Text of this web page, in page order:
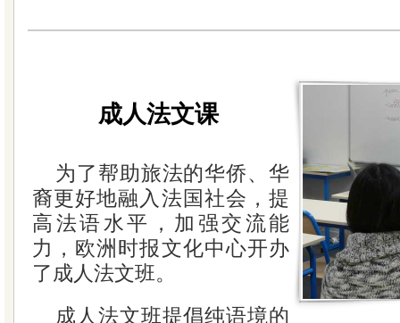
成人法文课
为了帮助旅法的华侨、华
裔更好地融入法国社会，提
高法语水平，加强交流能
力，欧洲时报文化中心开办
了成人法文班。
成人法文班提倡纯语境的